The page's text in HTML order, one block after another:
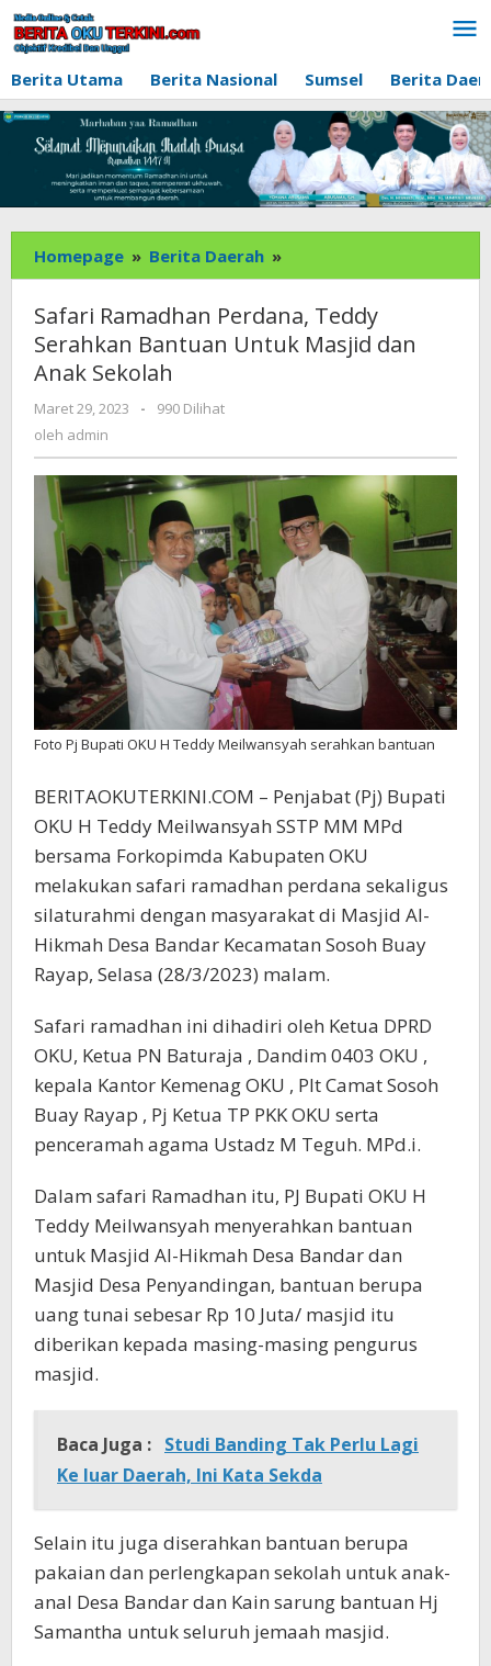
Lewati
ke
konten
Berita Utama
Berita Nasional Sumsel Berita
Homepage » Berita Daerah »
Ramadhan
Perdana,
Teddy
Serahkan
Anak
Sekolah
Safari Ramadhan Perdana, Teddy
Serahkan Bantuan Untuk Masjid dan
Anak Sekolah
Maret 29, 2023
oleh
-
990 Dilihat
oleh admin
Foto Pj Bupati OKU H Teddy Meilwansyah serahkan bantuan
BERITAOKUTERKINI.COM – Penjabat (Pj) Bupati
OKU H Teddy Meilwansyah SSTP MM MPd
bersama Forkopimda Kabupaten OKU
melakukan safari ramadhan perdana sekaligus
silaturahmi dengan masyarakat di Masjid Al-
Hikmah Desa Bandar Kecamatan Sosoh Buay
Rayap, Selasa (28/3/2023) malam.
Safari ramadhan ini dihadiri oleh Ketua DPRD
OKU, Ketua PN Baturaja , Dandim 0403 OKU ,
kepala Kantor Kemenag OKU , Plt Camat Sosoh
Buay Rayap , Pj Ketua TP PKK OKU serta
penceramah agama Ustadz M Teguh. MPd.i.
Dalam safari Ramadhan itu, PJ Bupati OKU H
Teddy Meilwansyah menyerahkan bantuan
untuk Masjid Al-Hikmah Desa Bandar dan
Masjid Desa Penyandingan, bantuan berupa
uang tunai sebesar Rp 10 Juta/ masjid itu
diberikan kepada masing-masing pengurus
masjid.
Baca Juga : Studi Banding Tak Perlu Lagi
Ke luar Daerah, Ini Kata Sekda
Selain itu juga diserahkan bantuan berupa
pakaian dan perlengkapan sekolah untuk anak-
anal Desa Bandar dan Kain sarung bantuan Hj
Samantha untuk seluruh jemaah masjid.